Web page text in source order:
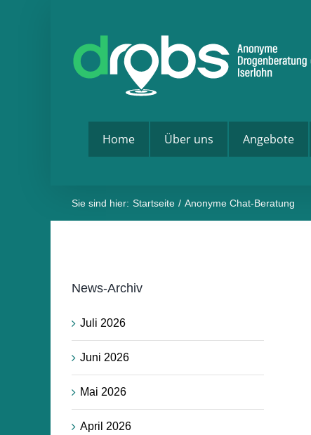
Home Über uns Angebote
Sie sind hier: Startseite Anonyme Chat-Beratung
News-Archiv
Juli 2026
Juni 2026
Mai 2026
April 2026